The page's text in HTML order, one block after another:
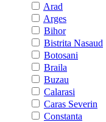
Arad
Arges
Bihor
Bistrita Nasaud
Botosani
Braila
Buzau
Calarasi
Caras Severin
Constanta